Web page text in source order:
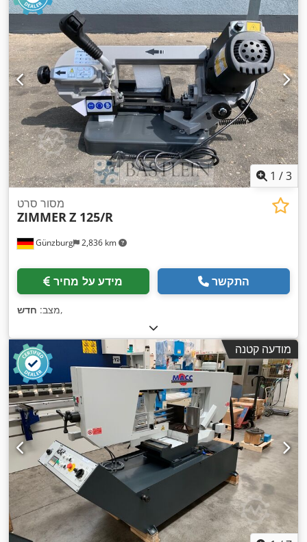
1 /3
Günzburg 2,836 km
מסור סרט
ZIMMERZ 125/R
מידע על מחיר התקשר
מצב: חדש ,
מודעה קטנה